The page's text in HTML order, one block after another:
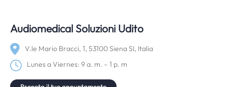
Audiomedical Soluzioni Udito
V.le Mario Bracci, 1, 53100 Siena SI, Italia
Lunes a Viernes: 9 a. m. – 1 p. m